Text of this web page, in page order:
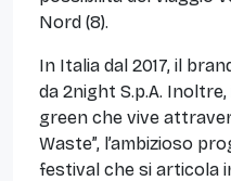
Nord (8).
In Italia dal 2017, il
da 2night S.p.A.
green che vive
Waste”, l’ambizioso
festival che si articola